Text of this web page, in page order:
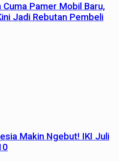
Cuma Pamer Mobil Baru,
Jadi Rebutan Pembeli
Makin Ngebut! IKI Juli